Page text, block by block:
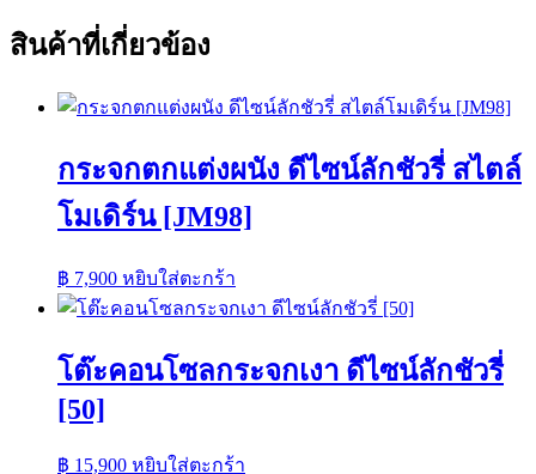
สินค้าที่เกี่ยวข้อง
กระจกตกแต่งผนัง ดีไซน์ลักชัวรี่ สไตล์
โมเดิร์น [JM98]
฿ 7,900 หยิบใส่ตะกร้า
โต๊ะคอนโซลกระจกเงา ดีไซน์ลักชัวรี่
[50]
฿ 15,900 หยิบใส่ตะกร้า